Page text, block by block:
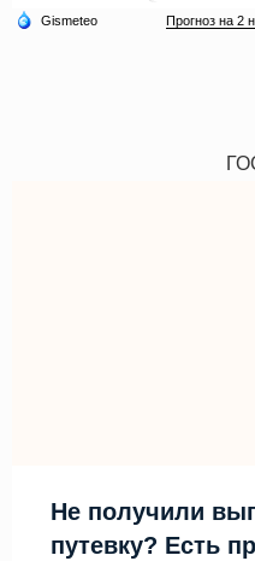
Не получили
путевку? Есть